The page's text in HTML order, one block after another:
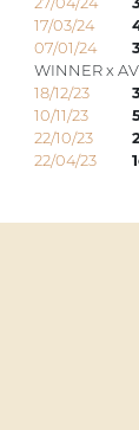
17/03/24
07/01/24
WINNER x
18/12/23
10/11/23
22/10/23
22/04/23